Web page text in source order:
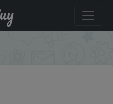
20 Карта памяти
МБ / с